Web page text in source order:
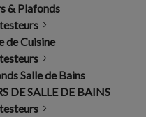
& Plafonds
de Cuisine
Salle de Bains
DE SALLE DE BAINS